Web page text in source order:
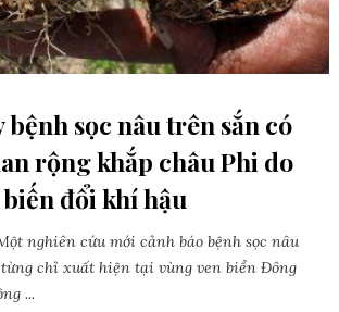
bệnh sọc nâu trên sắn có
rộng khắp châu Phi do
biến đổi khí hậu
nghiên cứu mới cảnh báo bệnh sọc nâu
chỉ xuất hiện tại vùng ven biển Đông
...